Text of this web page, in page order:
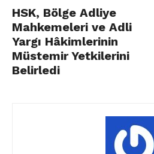
HSK, Bölge Adliye
Mahkemeleri ve Adli
Yargı Hâkimlerinin
Müstemir Yetkilerini
Belirledi